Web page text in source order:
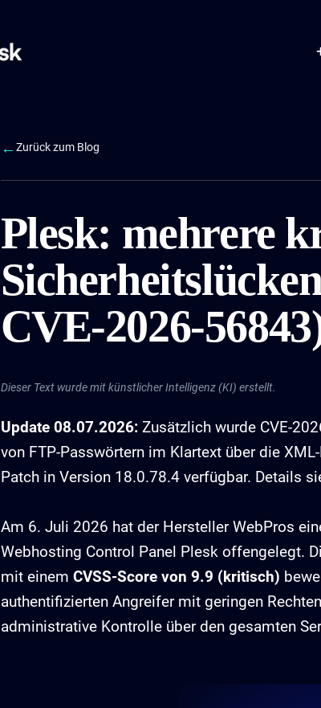
←Zurück zum Blog
Plesk: mehrere
CVE-2026-
Dieser Text wurde mit künstlicher Intelligenz (KI) erstellt.
Update 08.07.2026:Zusätzlich wurde CVE-
von FTP-Passwörtern im Klartext über die
Patch in Version 18.0.78.4 verfügbar. Details
Am 6. Juli 2026 hat der Hersteller WebPros
Webhosting Control Panel Plesk offengelegt.
mit einem CVSS-Score von 9.9 (kritisch)
authentifizierten Angreifer mit geringen
administrative Kontrolle über den gesamten